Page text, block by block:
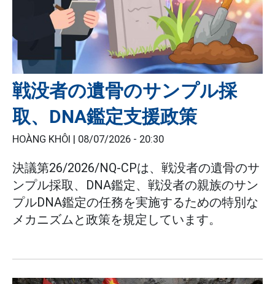
戦没者の遺骨のサンプル採
取、DNA鑑定支援政策
HOÀNG KHÔI | 08/07/2026 - 20:30
決議第26/2026/NQ-CPは、戦没者の遺骨のサ
ンプル採取、DNA鑑定、戦没者の親族のサン
プルDNA鑑定の任務を実施するための特別な
メカニズムと政策を規定しています。